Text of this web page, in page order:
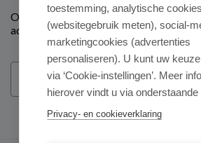
Ontvang als eerste de beste
advies
Email
toestemming, analytische cookies
(websitegebruik meten), social-
marketingcookies (advertenties
personaliseren). U kunt uw
via ‘Cookie-instellingen’. Meer
hierover vindt u via onderstaande
Privacy- en cookieverklaring